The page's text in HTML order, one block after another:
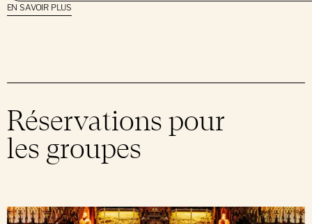
EN SAVOIR PLUS
Réservations pour
les groupes